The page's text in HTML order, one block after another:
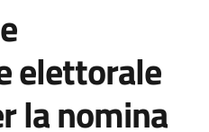
elettorale
la nomina